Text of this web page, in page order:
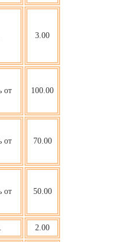
3.00
от 100.00
от 70.00
от 50.00
2.00